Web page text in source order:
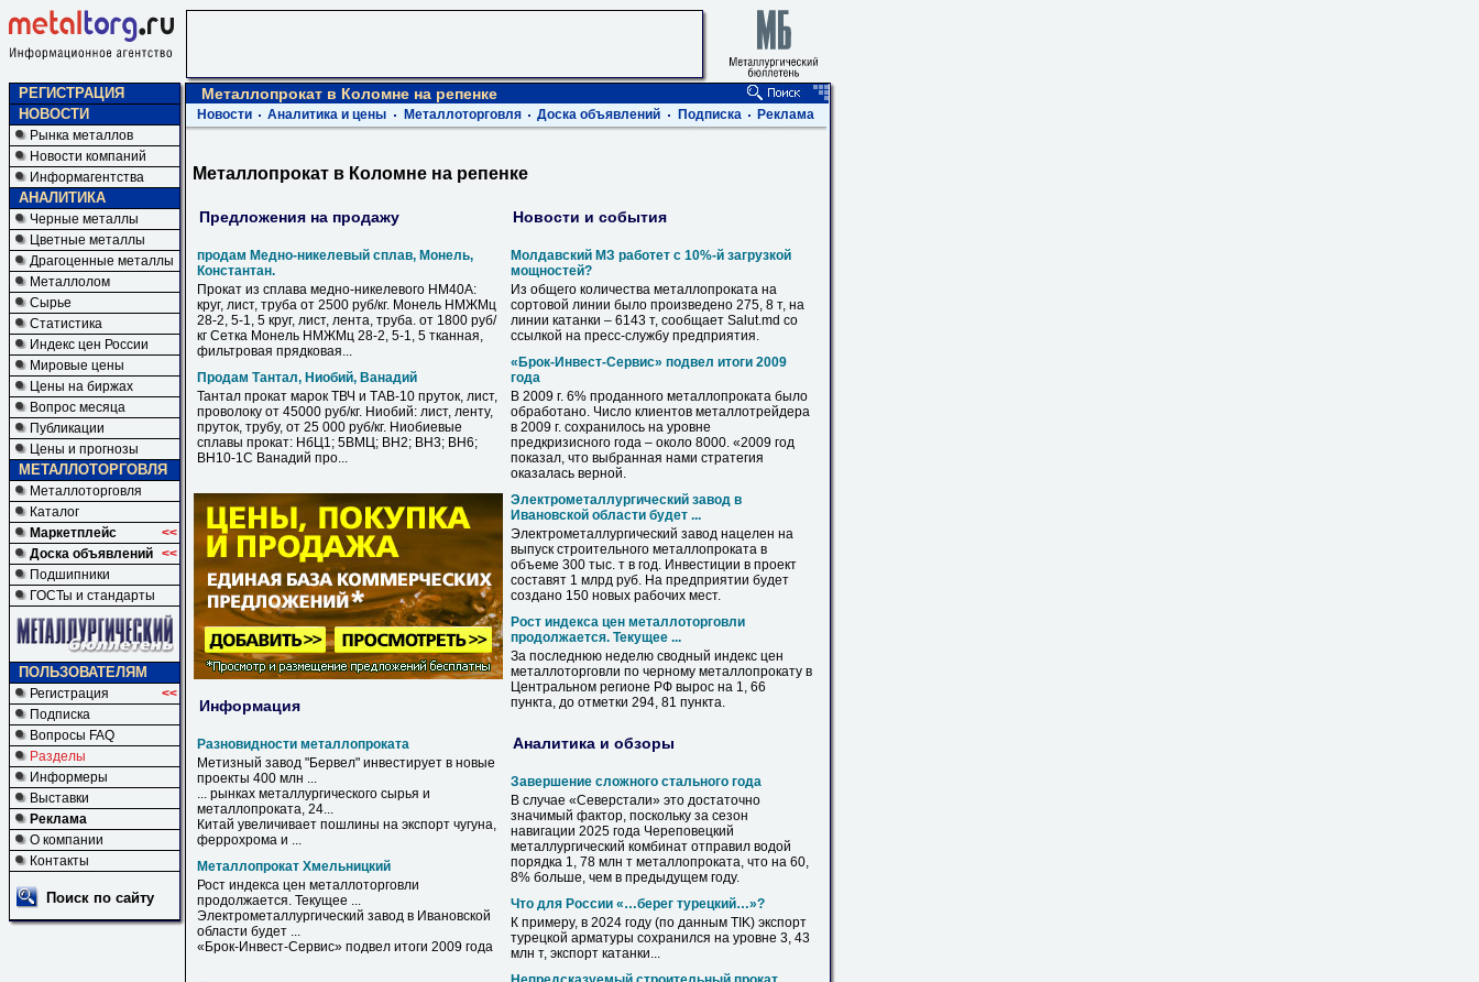
РЕГИСТРАЦИЯ
НОВОСТИ
Рынка металлов
Новости компаний
Информагентства
АНАЛИТИКА
Черные металлы
Цветные металлы
Драгоценные металлы
Металлолом
Сырье
Статистика
Индекс цен России
Мировые цены
Цены на биржах
Вопрос месяца
Публикации
Цены и прогнозы
МЕТАЛЛОТОРГОВЛЯ
Металлоторговля
Каталог
Маркетплейс
<<
Доска объявлений <<
Подшипники
ГОСТы и стандарты
ПОЛЬЗОВАТЕЛЯМ
Регистрация
<<
Подписка
Вопросы FAQ
Разделы
Информеры
Выставки
Реклама
О компании
Контакты
Поиск по сайту
Металлопрокат в Коломне на репенке
Новости Аналитика и цены Металлоторговля Доска объявлений Подписка Реклама
Металлопрокат в Коломне на репенке
Предложения на продажу
продам Медно-никелевый сплав, Монель,
Константан.
Прокат из сплава медно-никелевого НМ40А:
круг, лист, труба от 2500 руб/кг. Монель НМЖМц
28-2, 5-1, 5 круг, лист, лента, труба. от 1800 руб/
кг Сетка Монель НМЖМц 28-2, 5-1, 5 тканная,
фильтровая прядковая...
Продам Тантал, Ниобий, Ванадий
Тантал прокат марок ТВЧ и ТАВ-10 пруток, лист,
проволоку от 45000 руб/кг. Ниобий: лист, ленту,
пруток, трубу, от 25 000 руб/кг. Ниобиевые
сплавы прокат: НбЦ1; 5ВМЦ; ВН2; ВН3; ВН6;
ВН10-1С Ванадий про...
Информация
Разновидности металлопроката
Метизный завод "Бервел" инвестирует в новые
проекты 400 млн ...
... рынках металлургического сырья и
металлопроката, 24...
Китай увеличивает пошлины на экспорт чугуна,
феррохрома и ...
Металлопрокат Хмельницкий
Рост индекса цен металлоторговли
продолжается. Текущее ...
Электрометаллургический завод в Ивановской
области будет ...
«Брок-Инвест-Сервис» подвел итоги 2009 года
Новости и события
Молдавский МЗ работет с 10%-й загрузкой
мощностей?
Из общего количества металлопроката на
сортовой линии было произведено 275, 8 т, на
линии катанки – 6143 т, сообщает Salut.md со
ссылкой на пресс-службу предприятия.
«Брок-Инвест-Сервис» подвел итоги 2009
года
В 2009 г. 6% проданного металлопроката было
обработано. Число клиентов металлотрейдера
в 2009 г. сохранилось на уровне
предкризисного года – около 8000. «2009 год
показал, что выбранная нами стратегия
оказалась верной.
Электрометаллургический завод в
Ивановской области будет ...
Электрометаллургический завод нацелен на
выпуск строительного металлопроката в
объеме 300 тыс. т в год. Инвестиции в проект
составят 1 млрд руб. На предприятии будет
создано 150 новых рабочих мест.
Рост индекса цен металлоторговли
продолжается. Текущее ...
За последнюю неделю сводный индекс цен
металлоторговли по черному металлопрокату в
Центральном регионе РФ вырос на 1, 66
пункта, до отметки 294, 81 пункта.
Аналитика и обзоры
Завершение сложного стального года
В случае «Северстали» это достаточно
значимый фактор, поскольку за сезон
навигации 2025 года Череповецкий
металлургический комбинат отправил водой
порядка 1, 78 млн т металлопроката, что на 60,
8% больше, чем в предыдущем году.
Что для России «…берег турецкий…»?
К примеру, в 2024 году (по данным TIK) экспорт
турецкой арматуры сохранился на уровне 3, 43
млн т, экспорт катанки...